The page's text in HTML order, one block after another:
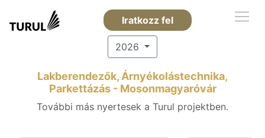
Iratkozz fel
2026
Lakberendezők, Árnyékolástechnika,
Parkettázás - Mosonmagyaróvár
További más nyertesek a Turul projektben.